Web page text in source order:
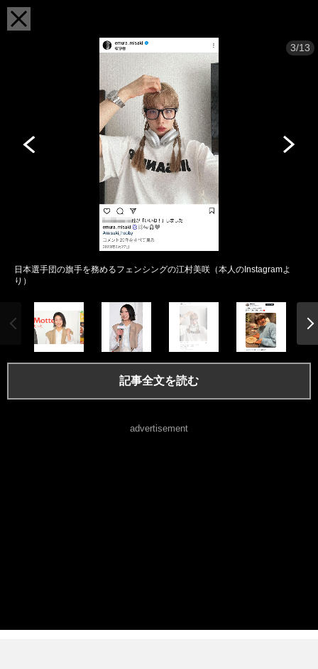
3/13
日本選手団の旗手を務めるフェンシングの江村美咲（本人のInstagramよ
り）
記事全文を読む
advertisement